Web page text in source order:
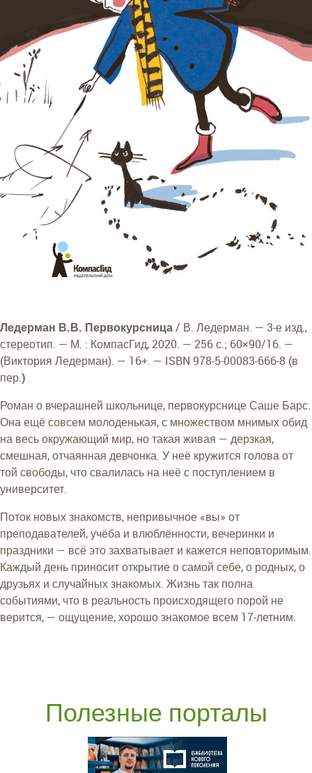
Ледерман В.В. Первокурсница / В. Ледерман. — 3-е изд.,
стереотип. — М. : КомпасГид, 2020. — 256 с.; 60×90/16. —
(Виктория Ледерман). — 16+. — ISBN 978-5-00083-666-8 (в
пер.)
Роман о вчерашней школьнице, первокурснице Саше Барс.
Она ещё совсем молоденькая, с множеством мнимых обид
на весь окружающий мир, но такая живая — дерзкая,
смешная, отчаянная девчонка. У неё кружится голова от
той свободы, что свалилась на неё с поступлением в
университет.
Поток новых знакомств, непривычное «вы» от
преподавателей, учёба и влюблённости, вечеринки и
праздники — всё это захватывает и кажется неповторимым.
Каждый день приносит открытие о самой себе, о родных, о
друзьях и случайных знакомых. Жизнь так полна
событиями, что в реальность происходящего порой не
верится, — ощущение, хорошо знакомое всем 17-летним.
Полезные порталы